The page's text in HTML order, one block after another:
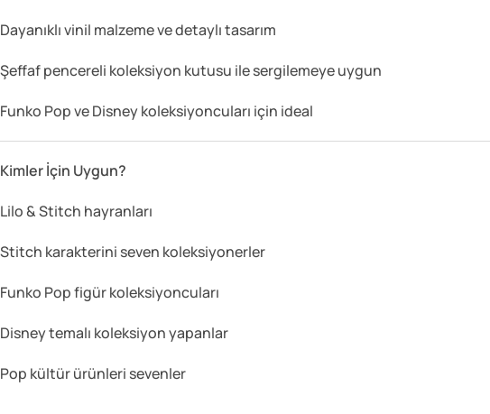
Dayanıklı vinil malzeme ve detaylı tasarım
Şeffaf pencereli koleksiyon kutusu ile sergilemeye uygun
Funko Pop ve Disney koleksiyoncuları için ideal
Kimler İçin Uygun?
Lilo & Stitch hayranları
Stitch karakterini seven koleksiyonerler
Funko Pop figür koleksiyoncuları
Disney temalı koleksiyon yapanlar
Pop kültür ürünleri sevenler